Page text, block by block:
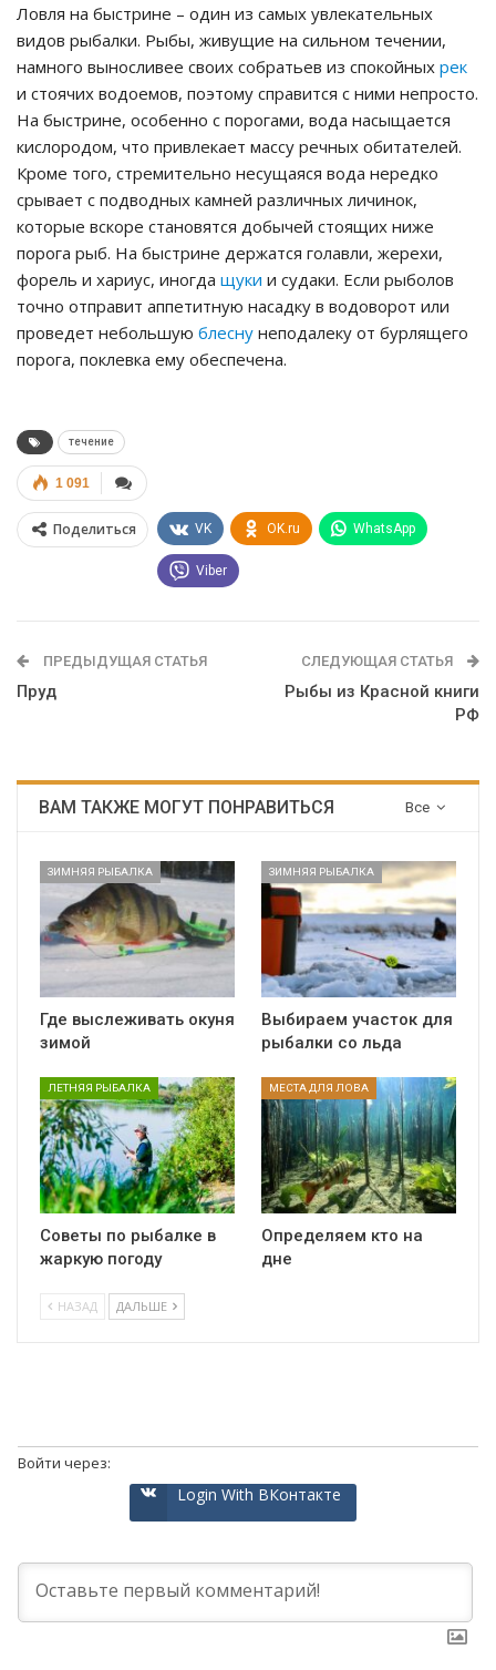
Ловля на быстрине – один из самых увлекательных
видов рыбалки. Рыбы, живущие на сильном течении,
намного выносливее своих собратьев из спокойных рек
и стоячих водоемов, поэтому справится с ними непросто.
На быстрине, особенно с порогами, вода насыщается
кислородом, что привлекает массу речных обитателей.
Кроме того, стремительно несущаяся вода нередко
срывает с подводных камней различных личинок,
которые вскоре становятся добычей стоящих ниже
порога рыб. На быстрине держатся голавли, жерехи,
форель и хариус, иногда щуки и судаки. Если рыболов
точно отправит аппетитную насадку в водоворот или
проведет небольшую блесну неподалеку от бурлящего
порога, поклевка ему обеспечена.
течение
1 091
Поделиться VK OK.ru WhatsApp
Viber
ПРЕДЫДУЩАЯ СТАТЬЯ
Пруд
СЛЕДУЮЩАЯ СТАТЬЯ
Рыбы из Красной книги
РФ
Все
ВАМ ТАКЖЕ МОГУТ ПОНРАВИТЬСЯ
ЗИМНЯЯ РЫБАЛКА
Где выслеживать окуня
зимой
ЗИМНЯЯ РЫБАЛКА
Выбираем участок для
рыбалки со льда
ЛЕТНЯЯ РЫБАЛКА
Советы по рыбалке в
жаркую погоду
МЕСТА ДЛЯ ЛОВА
Определяем кто на
дне
НАЗАД ДАЛЬШЕ
Войти через:
Login With ВКонтакте